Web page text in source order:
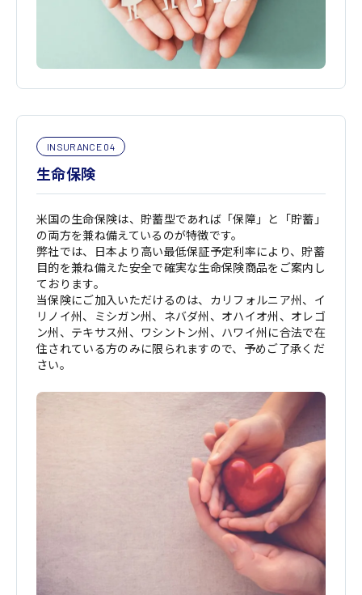
INSURANCE 04
生命保険
米国の生命保険は、貯蓄型であれば「保障」と「貯蓄」
の両方を兼ね備えているのが特徴です。
弊社では、日本より高い最低保証予定利率により、貯蓄
目的を兼ね備えた安全で確実な生命保険商品をご案内し
ております。
​当保険にご加入いただけるのは、カリフォルニア州、イ
リノイ州、ミシガン州、ネバダ州、オハイオ州、オレゴ
ン州、テキサス州、ワシントン州、ハワイ州に合法で在
住されている方のみに限られますので、予めご了承くだ
さい。